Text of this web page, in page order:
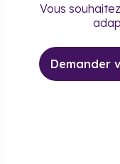
Vous
Demander